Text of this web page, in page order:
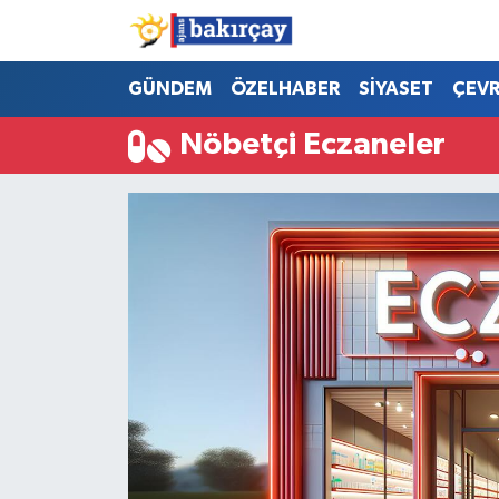
GÜNDEM ÖZELHABER SİYASET
Nöbetçi Eczaneler
İzmir Nöbetçi Eczaneler
İzmir Hava Durumu
İzmir Namaz Vakitleri
İzmir Trafik Yoğunluk Haritası
Süper Lig Puan Durumu ve Fikstür
Son Dakika Haberleri